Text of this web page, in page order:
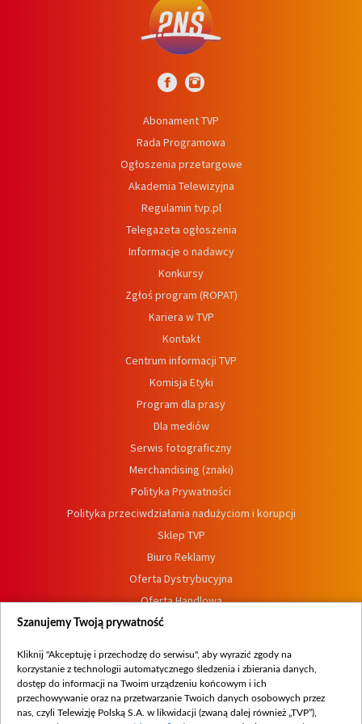
Abonament TVP
Rada Programowa
Ogłoszenia przetargowe
Akademia Telewizyjna
Regulamin tvp.pl
Telegazeta ogłoszenia
Informacje o nadawcy
Konkursy
Zgłoś program (ROPAT)
Kariera w TVP
Kontakt
Centrum informacji TVP
Komisja Etyki
Program dla prasy
Dla mediów
Serwis fotograficzny
Merchandising (znaki)
Polityka Prywatności
Polityka przeciwdziałania nadużyciom i korupcji
Sklep TVP
Biuro Reklamy
Oferta Dystrybucyjna
Oferta Handlowa
Dostępność
Procedura zgłoszeń wewnętrznych
Szanujemy Twoją prywatność
Kliknij "Akceptuję i przechodzę do serwisu", aby wyrazić zgody na
korzystanie z technologii automatycznego śledzenia i zbierania danych,
dostęp do informacji na Twoim urządzeniu końcowym i ich
przechowywanie oraz na przetwarzanie Twoich danych osobowych przez
nas, czyli Telewizję Polską S.A. w likwidacji (zwaną dalej również „TVP”),